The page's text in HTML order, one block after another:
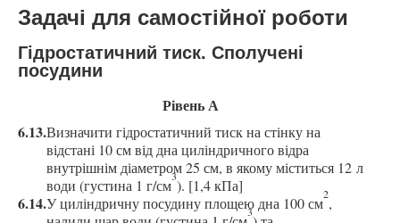
Задачі для самостійної роботи
Гідростатичний тиск. Сполучені
посудини
Рівень А
6.13.Визначити гідростатичний тиск на стінку на
відстані 10 см від дна циліндричного відра
внутрішнім діаметром 25 см, в якому міститься 12 л
води (густина 1 г/см
3
). [1,4 кПа]
6.14.У циліндричну посудину площею дна 100 см
2
,
3